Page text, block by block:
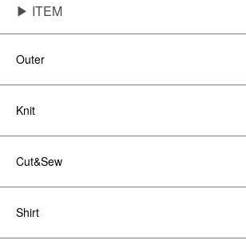
▶ ITEM
Outer
Knit
Cut&Sew
Shirt